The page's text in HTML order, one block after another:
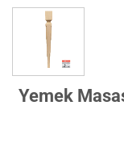
Yemek